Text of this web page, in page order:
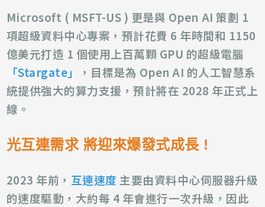
Microsoft ( MSFT-US ) 更是與 Open AI 策劃 1
項超級資料中心專案，預計花費 6 年時間和 1150
億美元打造 1 個使用上百萬顆 GPU 的超級電腦
「Stargate」
，目標是為 Open AI 的人工智慧系
統提供強大的算力支援，預計將在 2028 年正式上
線。
光互連需求 將迎來爆發式成長 !
2023 年前， 互連速度 主要由資料中心伺服器升級
的速度驅動，大約每 4 年會進行一次升級，因此